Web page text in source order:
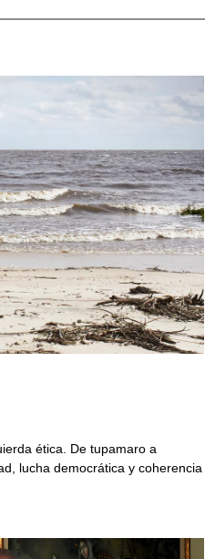
ética. De tupamaro a
lucha democrática y coherencia